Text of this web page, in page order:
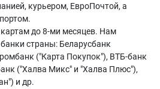
курьером, ЕвроПочтой, а
до 8-ми месяцев. Нам
страны: Беларусбанк
("Карта Покупок"), ВТБ-банк
("Халва Микс" и "Халва Плюс"),
и др.